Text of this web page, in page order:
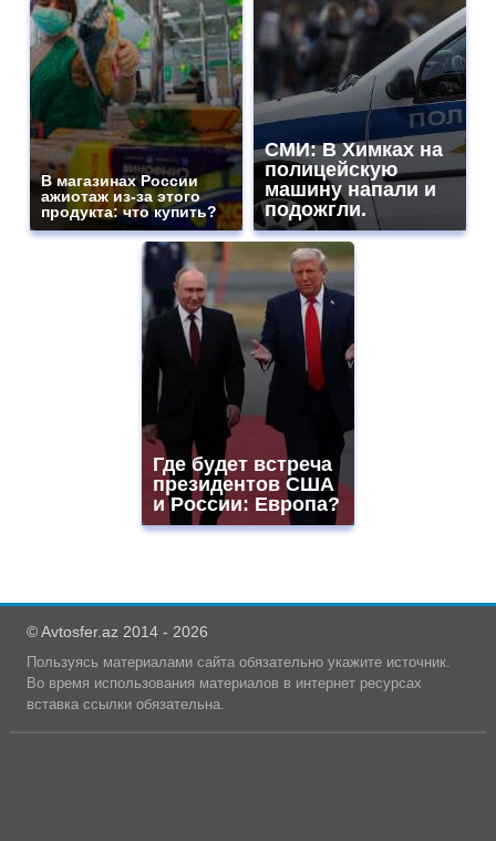
В магазинах России
ажиотаж из-за этого
продукта: что купить?
СМИ: В Химках на
полицейскую
машину напали и
подожгли.
Где будет встреча
президентов США
и России: Европа?
© Avtosfer.az 2014 - 2026
Пользуясь материалами сайта обязательно укажите источник.
Во время использования материалов в интернет ресурсах
вставка ссылки обязательна.